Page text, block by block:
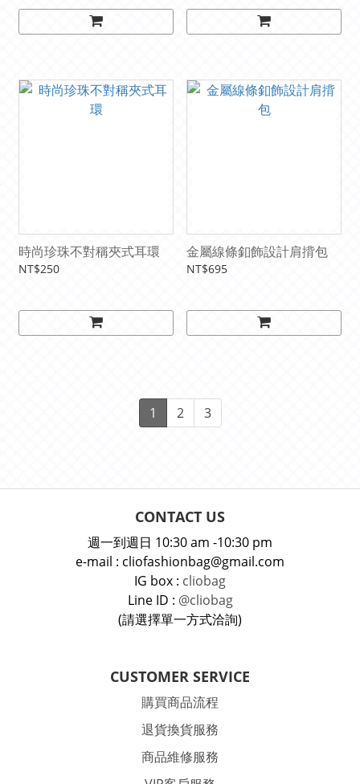
時尚珍珠不對稱夾式耳環
NT$250
金屬線條釦飾設計肩揹包
NT$695
1 2 3
CONTACT US
週一到週日 10:30 am -10:30 pm
e-mail : cliofashionbag@gmail.com
IG box : cliobag
Line ID : @cliobag
(請選擇單一方式洽詢)
CUSTOMER SERVICE
購買商品流程
退貨換貨服務
商品維修服務